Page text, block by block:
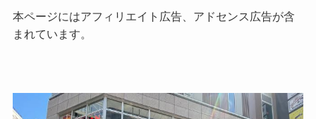
本ページにはアフィリエイト広告、アドセンス広告が含
まれています。